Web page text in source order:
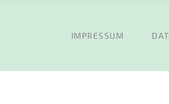
IMPRESSUM